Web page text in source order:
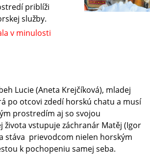
priblíži
služby.
v minulosti
Lucie (Aneta Krejčíková), mladej
po otcovi zdedí horskú chatu a musí
prostredím aj so svojou
života vstupuje záchranár Matěj (Igor
stáva prievodcom nielen horským
k pochopeniu samej seba.